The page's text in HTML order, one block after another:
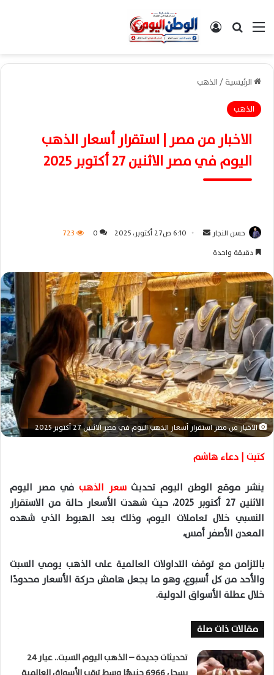
القائمةبحث عن تسجيل الدخول
الرئيسية/الذهب
الذهب
الاخبار من مصر | استقرار أسعار الذهب
اليوم في مصر الاثنين 27 أكتوبر 2025
حسن النجار
ل
ر
ي
د
ا
إ
ل
ك
ت
ر
و
ن
ا
6:10 ص27 أكتوبر، 2025 0
723
دقيقة واحدة
الاخبار من مصر استقرار أسعار الذهب اليوم في مصر الاثنين 27 أكتوبر 2025
كتبت | دعاء هاشم
ينشر موقع الوطن اليوم تحديثسعر الذهب في مصر اليوم
الاثنين 27 أكتوبر 2025، حيث شهدت الأسعار حالة من الاستقرار
النسبي خلال تعاملات اليوم، وذلك بعد الهبوط الذي شهده
المعدن الأصفر أمس،
بالتزامن مع توقف التداولات العالمية على الذهب يومي السبت
والأحد من كل أسبوع، وهو ما يجعل هامش حركة الأسعار محدودًا
خلال عطلة الأسواق الدولية.
مقالات ذات صلة
تحديثات جديدة – الذهب اليوم السبت.. عيار 24